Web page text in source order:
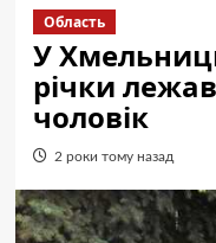
Область
У
річки
чоловік
2 роки тому назад